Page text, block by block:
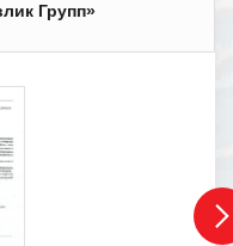
Групп»